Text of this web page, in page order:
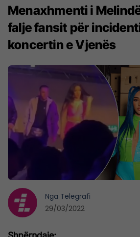
Menaxhmenti i
falje fansit për
koncertin e Vjenës
Nga Telegrafi
29/03/2022